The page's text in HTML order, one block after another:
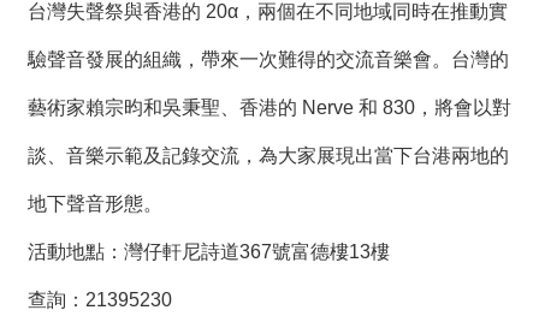
台灣失聲祭與香港的 20α，兩個在不同地域同時在推動實
驗聲音發展的組織，帶來一次難得的交流音樂會。台灣的
藝術家賴宗昀和吳秉聖、香港的 Nerve 和 830，將會以對
談、音樂示範及記錄交流，為大家展現出當下台港兩地的
地下聲音形態。
活動地點： 灣仔軒尼詩道367號富德樓13樓
查詢：21395230